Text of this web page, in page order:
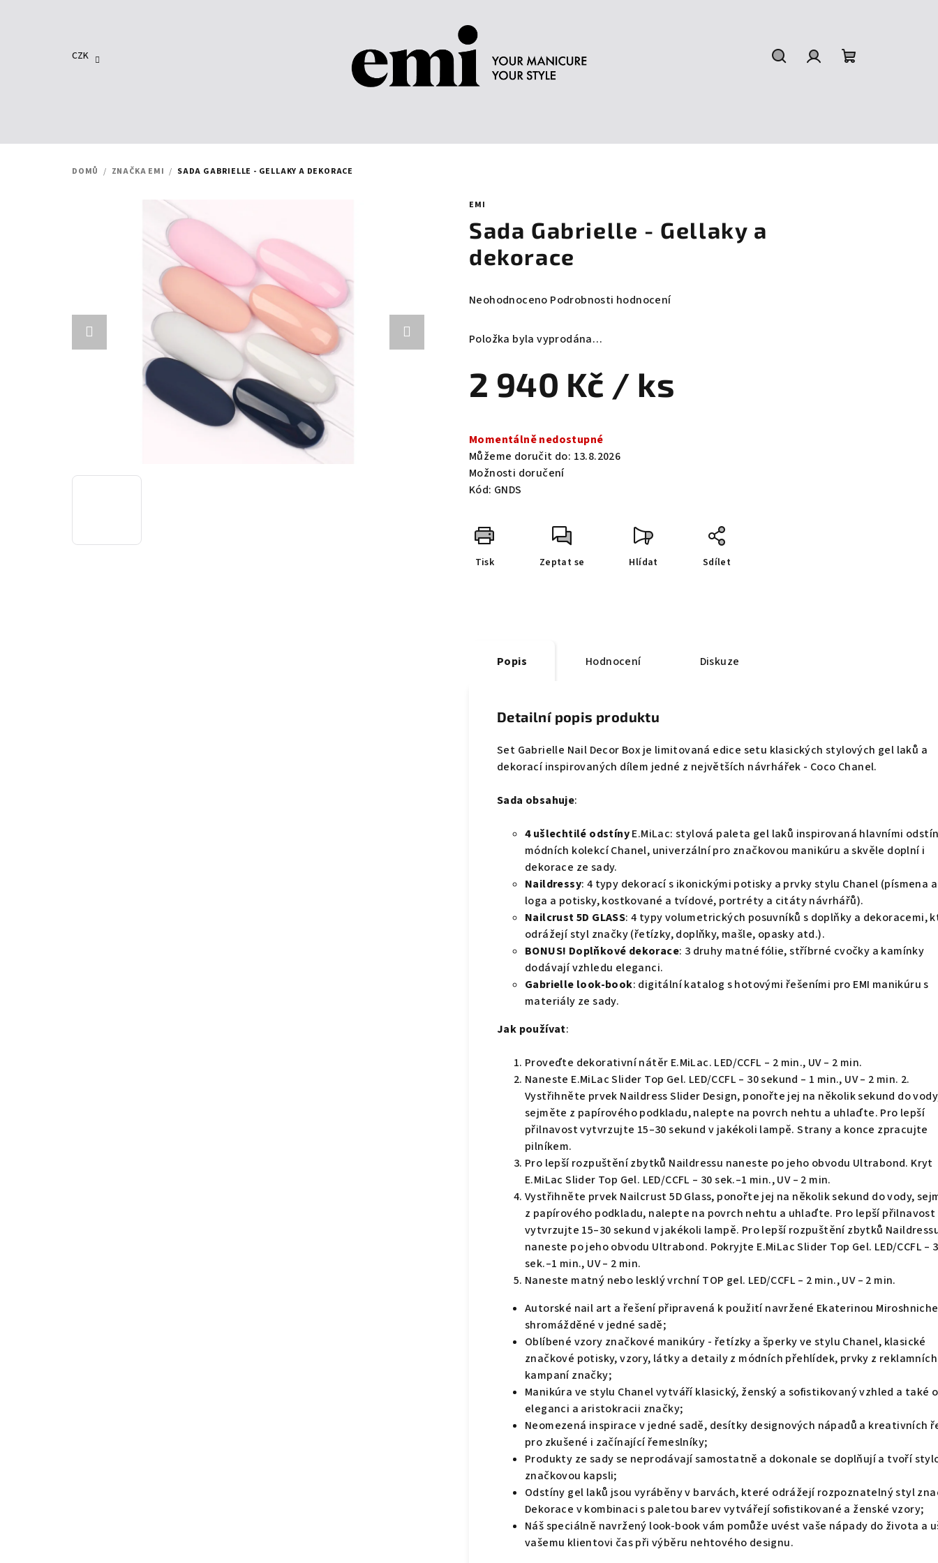
CZK
DOMŮ / ZNAČKA EMI / SADA GABRIELLE - GELLAKY A DEKORACE
EMI
Sada Gabrielle - Gellaky a
dekorace
Průměrné
produktu
z
5
Neohodnoceno Podrobnosti hodnocení
Položka byla vyprodána…
2 940 Kč / ks
cena:
Momentálně nedostupné
Můžeme doručit do: 13.8.2026
Možnosti doručení
Kód: GNDS
Tisk Zeptat se Hlídat Sdílet
Popis Hodnocení Diskuze
Detailní popis produktu
Set Gabrielle Nail Decor Box je limitovaná edice setu klasických stylových gel laků a
dekorací inspirovaných dílem jedné z největších návrhářek - Coco Chanel.
Sada obsahuje:
4 ušlechtilé odstínyE.MiLac: stylová paleta gel laků inspirovaná hlavními
módních kolekcí Chanel, univerzální pro značkovou manikúru a skvěle doplní i
dekorace ze sady.
Naildressy: 4 typy dekorací s ikonickými potisky a prvky stylu Chanel (písmena
loga a potisky, kostkované a tvídové, portréty a citáty návrhářů).
Nailcrust 5D GLASS: 4 typy volumetrických posuvníků s doplňky a dekoracemi,
odrážejí styl značky (řetízky, doplňky, mašle, opasky atd.).
BONUS! Doplňkové dekorace: 3 druhy matné fólie, stříbrné cvočky a kamínky
dodávají vzhledu eleganci.
Gabrielle look-book: digitální katalog s hotovými řešeními pro EMI manikúru s
materiály ze sady.
Jak používat:
Proveďte dekorativní nátěr E.MiLac. LED/CCFL – 2 min., UV – 2 min.
Naneste E.MiLac Slider Top Gel. LED/CCFL – 30 sekund – 1 min., UV – 2 min. 2.
Vystřihněte prvek Naildress Slider Design, ponořte jej na několik sekund do
sejměte z papírového podkladu, nalepte na povrch nehtu a uhlaďte. Pro lepší
přilnavost vytvrzujte 15–30 sekund v jakékoli lampě. Strany a konce zpracujte
pilníkem.
Pro lepší rozpuštění zbytků Naildressu naneste po jeho obvodu Ultrabond. Kryt
E.MiLac Slider Top Gel. LED/CCFL – 30 sek.–1 min., UV – 2 min.
Vystřihněte prvek Nailcrust 5D Glass, ponořte jej na několik sekund do vody,
z papírového podkladu, nalepte na povrch nehtu a uhlaďte. Pro lepší přilnavost
vytvrzujte 15–30 sekund v jakékoli lampě. Pro lepší rozpuštění zbytků
naneste po jeho obvodu Ultrabond. Pokryjte E.MiLac Slider Top Gel. LED/CCFL –
sek.–1 min., UV – 2 min.
Naneste matný nebo lesklý vrchní TOP gel. LED/CCFL – 2 min., UV – 2 min.
Autorské nail art a řešení připravená k použití navržené Ekaterinou
shromážděné v jedné sadě;
Oblíbené vzory značkové manikúry - řetízky a šperky ve stylu Chanel, klasické
značkové potisky, vzory, látky a detaily z módních přehlídek, prvky z reklamních
kampaní značky;
Manikúra ve stylu Chanel vytváří klasický, ženský a sofistikovaný vzhled a také
eleganci a aristokracii značky;
Neomezená inspirace v jedné sadě, desítky designových nápadů a kreativních
pro zkušené i začínající řemeslníky;
Produkty ze sady se neprodávají samostatně a dokonale se doplňují a tvoří
značkovou kapsli;
Odstíny gel laků jsou vyráběny v barvách, které odrážejí rozpoznatelný styl
Dekorace v kombinaci s paletou barev vytvářejí sofistikované a ženské vzory;
Náš speciálně navržený look-book vám pomůže uvést vaše nápady do života a
vašemu klientovi čas při výběru nehtového designu.